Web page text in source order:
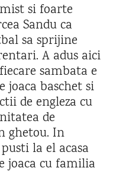
si foarte
Sandu ca
sa sprijine
A adus aici
sambata e
joaca baschet si
de engleza cu
de
ghetou. In
la el acasa
joaca cu familia